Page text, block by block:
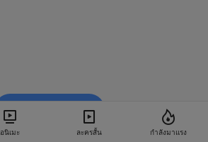
อนิเมะ ละครสั้น กำลังมาแรง
รับชมใน BiliBili